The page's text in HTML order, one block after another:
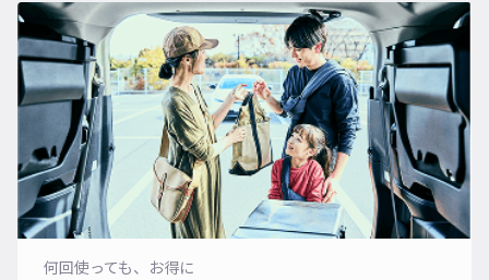
何回使っても、お得に